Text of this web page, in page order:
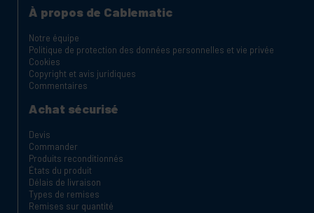
À propos de Cablematic
Notre équipe
Politique de protection des données personnelles et vie privée
Cookies
Copyright et avis juridiques
Commentaires
Achat sécurisé
Devis
Commander
Produits reconditionnés
États du produit
Délais de livraison
Types de remises
Remises sur quantité